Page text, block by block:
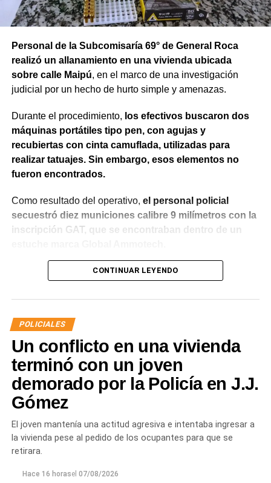
Personal de la Subcomisaría 69° de General Roca
realizó un allanamiento en una vivienda ubicada
sobre calle Maipú, en el marco de una investigación
judicial por un hecho de hurto simple y amenazas.
Durante el procedimiento, los efectivos buscaron dos
máquinas portátiles tipo pen, con agujas y
recubiertas con cinta camuflada, utilizadas para
realizar tatuajes. Sin embargo, esos elementos no
fueron encontrados.
Como resultado del operativo, el personal policial
secuestró diez municiones calibre 9 milímetros con la
inscripción GAT, que se encontraban dentro de un
Tras el hallazgo, se dio intervención a la Fiscalía N° 6,
calidad de secuestro y queden a disposición de la
CONTINUAR LEYENDO
POLICIALES
Un conflicto en una vivienda
terminó con un joven
demorado por la Policía en J.J.
Gómez
El joven mantenía una actitud agresiva e intentaba ingresar a
la vivienda pese al pedido de los ocupantes para que se
retirara.
Hace 16 horasel 07/08/2026